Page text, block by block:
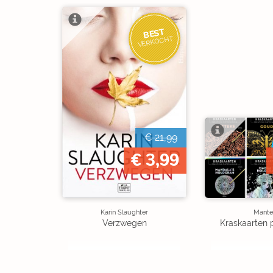
BEST
VERKOCHT
€ 21,99
€ 3,99
Karin Slaughter
Verzwegen Kraskaarten